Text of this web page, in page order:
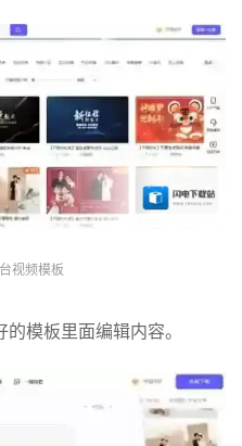
视频模板
模板里面编辑内容。